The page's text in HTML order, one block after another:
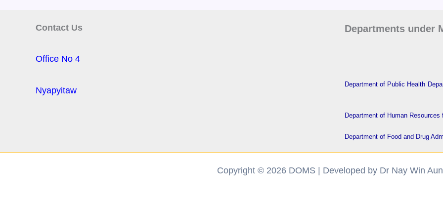
Contact Us
Office No 4
Nyapyitaw
Departments under
Department of Public Health
Department of Human Resources
Department of Food and Drug
Copyright © 2026 DOMS | Developed by Dr Nay Win